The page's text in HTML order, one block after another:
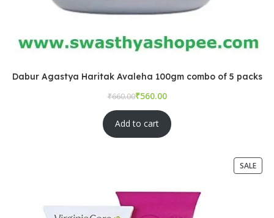
Dabur Agastya Haritak Avaleha 100gm combo of 5 packs
₹
₹
Add to cart
SALE